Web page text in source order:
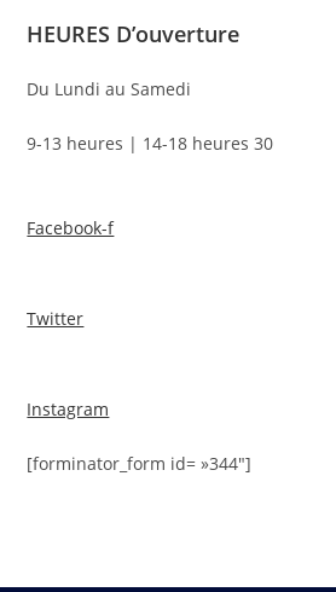
HEURES D’ouverture
Du Lundi au Samedi
9-13 heures | 14-18 heures 30
Facebook-f
Twitter
Instagram
[forminator_form id= »344″]